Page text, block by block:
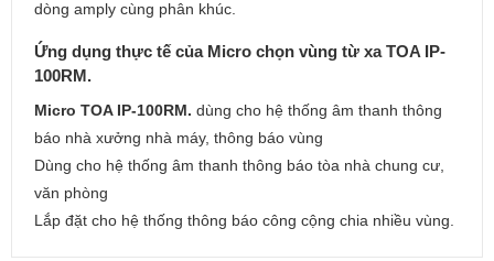
dòng amply cùng phân khúc.
Ứng dụng thực tế của Micro chọn vùng từ xa TOA IP-
100RM.
Micro TOA IP-100RM. dùng cho hệ thống âm thanh thông
báo nhà xưởng nhà máy, thông báo vùng
Dùng cho hệ thống âm thanh thông báo tòa nhà chung cư,
văn phòng
Lắp đặt cho hệ thống thông báo công cộng chia nhiều vùng.